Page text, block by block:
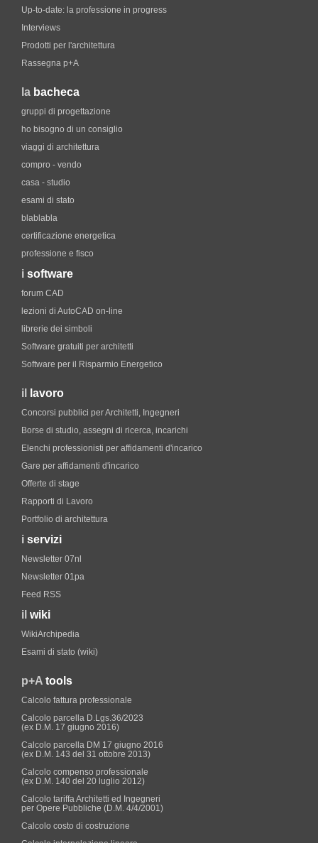
Up-to-date: la professione in progress
Interviews
Prodotti per l'architettura
Rassegna p+A
la bacheca
gruppi di progettazione
ho bisogno di un consiglio
viaggi di architettura
compro - vendo
casa - studio
esami di stato
blablabla
certificazione energetica
professione e fisco
i software
forum CAD
lezioni di AutoCAD on-line
librerie dei simboli
Software gratuiti per architetti
Software per il Risparmio Energetico
il lavoro
Concorsi pubblici per Architetti, Ingegneri
Borse di studio, assegni di ricerca, incarichi
Elenchi professionisti per affidamenti d'incarico
Gare per affidamenti d'incarico
Offerte di stage
Rapporti di Lavoro
Portfolio di architettura
i servizi
Newsletter 07nl
Newsletter 01pa
Feed RSS
il wiki
WikiArchipedia
Esami di stato (wiki)
p+A tools
Calcolo fattura professionale
Calcolo parcella D.Lgs.36/2023
(ex D.M. 17 giugno 2016)
Calcolo parcella DM 17 giugno 2016
(ex D.M. 143 del 31 ottobre 2013)
Calcolo compenso professionale
(ex D.M. 140 del 20 luglio 2012)
Calcolo tariffa Architetti ed Ingegneri
per Opere Pubbliche (D.M. 4/4/2001)
Calcolo costo di costruzione